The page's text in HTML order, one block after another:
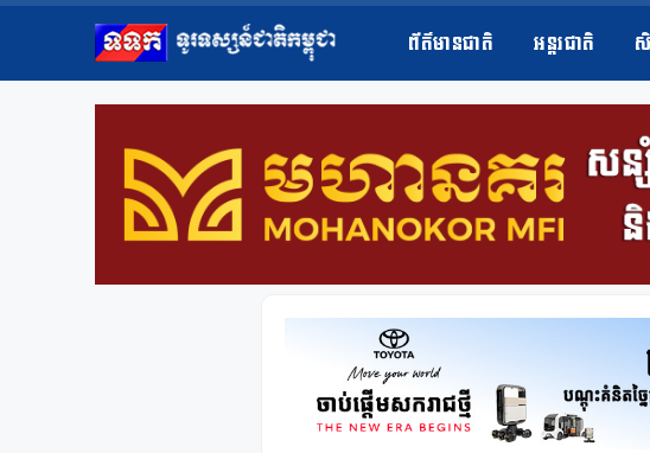
ព័ត៌មានជាតិ អន្តរជាតិ